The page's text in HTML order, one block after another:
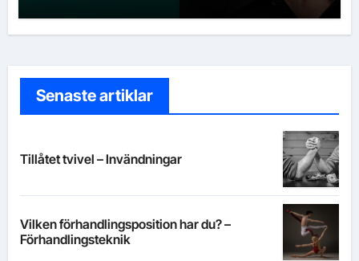
Senaste artiklar
Tillåtet tvivel – Invändningar
Vilken förhandlingsposition har du? –
Förhandlingsteknik